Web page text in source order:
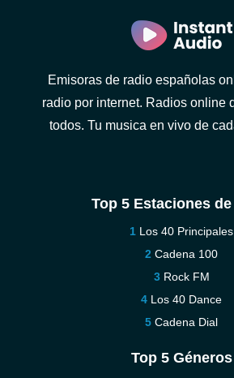
Emisoras de radio españolas
radio por internet. Radios online
todos. Tu musica en vivo de
Top 5 Estaciones
Los 40 Principales
Cadena 100
Rock FM
Los 40 Dance
Cadena Dial
Top 5 Géneros